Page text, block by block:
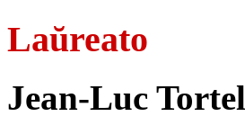
Laŭreato
Jean-Luc Tortel